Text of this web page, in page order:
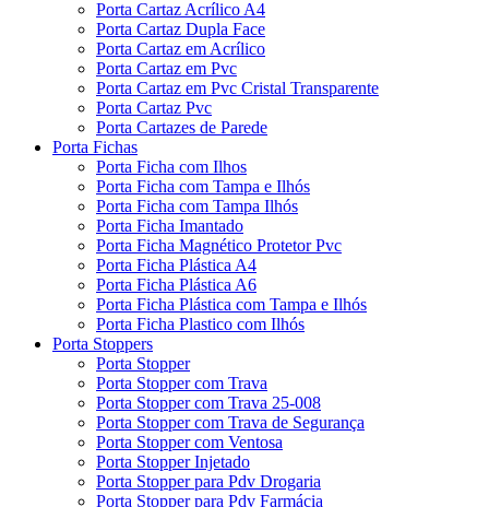
Porta Cartaz Acrílico A4
Porta Cartaz Dupla Face
Porta Cartaz em Acrílico
Porta Cartaz em Pvc
Porta Cartaz em Pvc Cristal Transparente
Porta Cartaz Pvc
Porta Cartazes de Parede
Porta Fichas
Porta Ficha com Ilhos
Porta Ficha com Tampa e Ilhós
Porta Ficha com Tampa Ilhós
Porta Ficha Imantado
Porta Ficha Magnético Protetor Pvc
Porta Ficha Plástica A4
Porta Ficha Plástica A6
Porta Ficha Plástica com Tampa e Ilhós
Porta Ficha Plastico com Ilhós
Porta Stoppers
Porta Stopper
Porta Stopper com Trava
Porta Stopper com Trava 25-008
Porta Stopper com Trava de Segurança
Porta Stopper com Ventosa
Porta Stopper Injetado
Porta Stopper para Pdv Drogaria
Porta Stopper para Pdv Farmácia